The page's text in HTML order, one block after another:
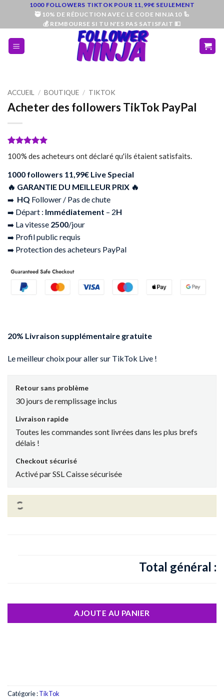
contenu
1000 FOLLOWERS TIKTOK POUR 11,99€ SEULEMENT
🥷 10% DE RÉDUCTION AVEC LE CODE NINJA10 🦾
💰 REMBOURSE SI TU N'ES PAS SATISFAIT 💵
ACCUEIL / BOUTIQUE / TIKTOK
Acheter des followers TikTok PayPal
Noté
sur
5 basé sur
17
client
100% des acheteurs ont déclaré qu'ils étaient satisfaits.
1000 followers 11,99€ Live Special
🔥 GARANTIE DU MEILLEUR PRIX 🔥
➡️ HQ Follower / Pas de chute
➡️ Départ : Immédiatement – 2H
➡️ La vitesse 2500/jour
➡️ Profil public requis
➡️ Protection des acheteurs PayPal
20% Livraison supplémentaire gratuite
Le meilleur choix pour aller sur TikTok Live !
Retour sans problème
30 jours de remplissage inclus
Livraison rapide
Toutes les commandes sont livrées dans les plus brefs
délais !
Checkout sécurisé
Activé par SSL Caisse sécurisée
Total général :
AJOUTE AU PANIER
Catégorie :TikTok